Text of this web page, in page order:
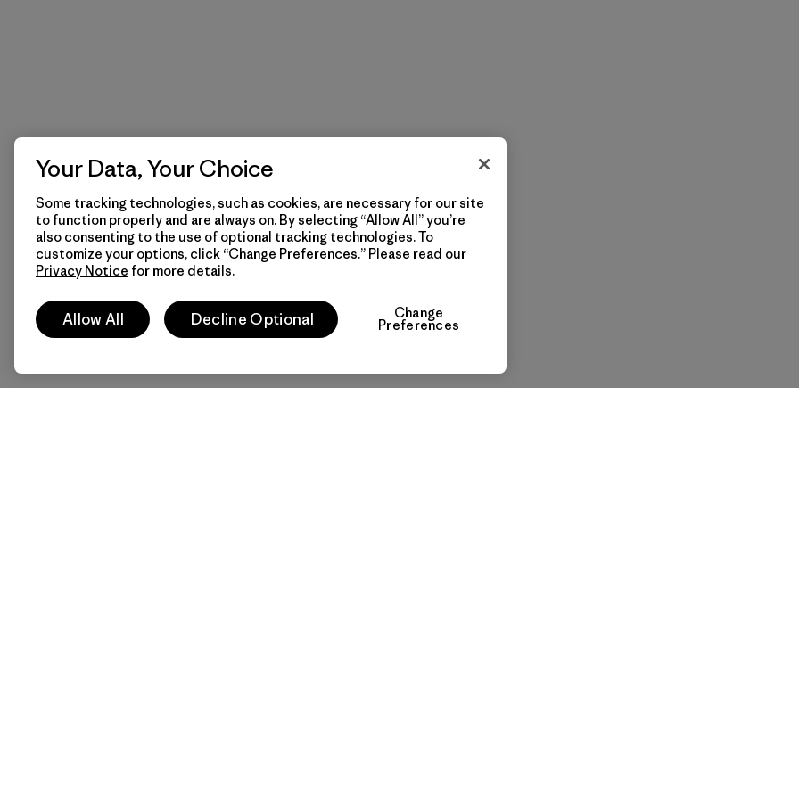
Your Data, Your Choice
Some tracking technologies, such as cookies, are necessary for our site
to function properly and are always on. By selecting “Allow All” you’re
also consenting to the use of optional tracking technologies. To
customize your options, click “Change Preferences.” Please read our
Privacy Notice for more details.
Allow All Decline Optional Change
Preferences